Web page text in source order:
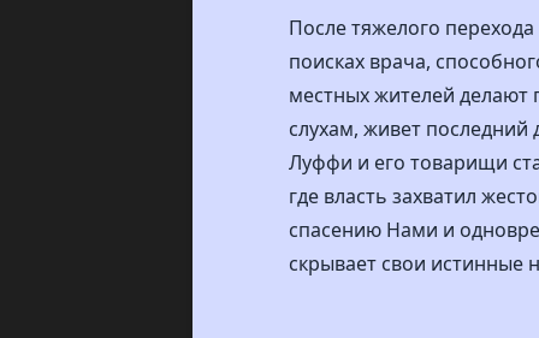
После тяжелого
поисках врача,
местных жителей делают
слухам, живет
Луффи и его товарищи
где власть захватил
спасению Нами и
скрывает свои истинные